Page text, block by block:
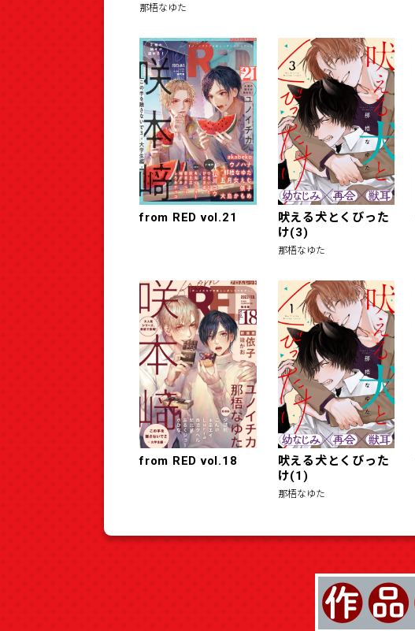
那梧なゆた
from RED vol.21
吠える犬とくびった
け(3)
那梧なゆた
from RED vol.18
吠える犬とくびった
け(1)
那梧なゆた